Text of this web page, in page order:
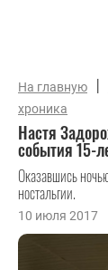
На главную |
хроника
Настя
события 15-
Оказавшись
ностальгии.
10 июля 2017